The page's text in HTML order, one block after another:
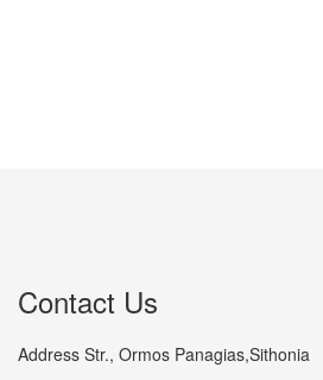
Contact Us
Address Str., Ormos Panagias,Sithonia